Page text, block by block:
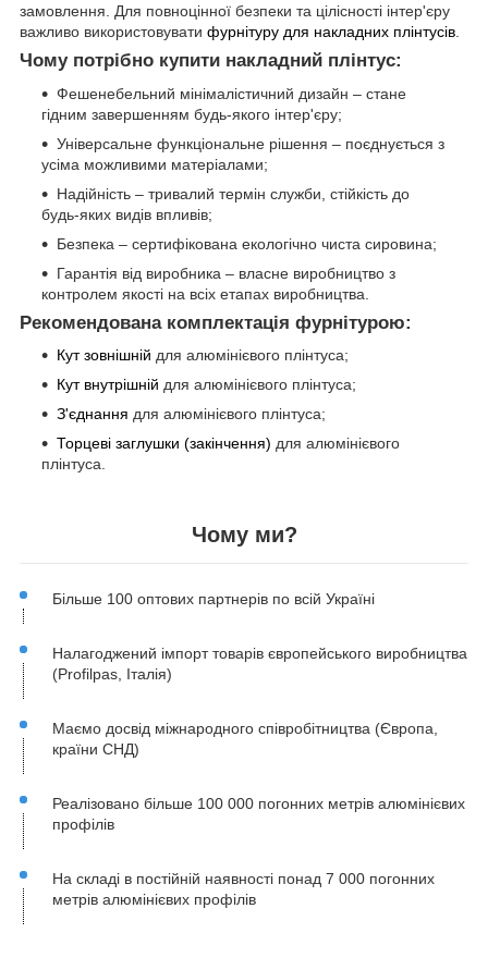
замовлення. Для повноцінної безпеки та цілісності інтер'єру
важливо використовувати фурнітуру для накладних плінтусів
Чому потрібно купити накладний плінтус:
Фешенебельний мінімалістичний дизайн – стане
гідним завершенням будь-якого інтер'єру;
Універсальне функціональне рішення – поєднується з
усіма можливими матеріалами;
Надійність – тривалий термін служби, стійкість до
будь-яких видів впливів;
Безпека – сертифікована екологічно чиста сировина;
Гарантія від виробника – власне виробництво з
контролем якості на всіх етапах виробництва.
Рекомендована комплектація фурнітурою:
Кут зовнішній для алюмінієвого плінтуса;
Кут внутрішній для алюмінієвого плінтуса;
З'єднання для алюмінієвого плінтуса;
Торцеві заглушки (закінчення) для алюмінієвого
плінтуса.
Чому ми?
Більше 100 оптових партнерів по всій Україні
Налагоджений імпорт товарів європейського виробництва
(Profilpas, Італія)
Маємо досвід міжнародного співробітництва (Європа,
країни СНД)
Реалізовано більше 100 000 погонних метрів алюмінієвих
профілів
На складі в постійній наявності понад 7 000 погонних
метрів алюмінієвих профілів